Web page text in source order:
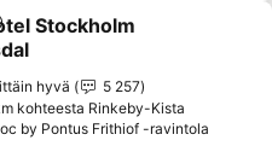
suosikkeihin
Stockholm
hyvä
5 257
kohteesta Rinkeby-Kista
by Pontus Frithiof -ravintola